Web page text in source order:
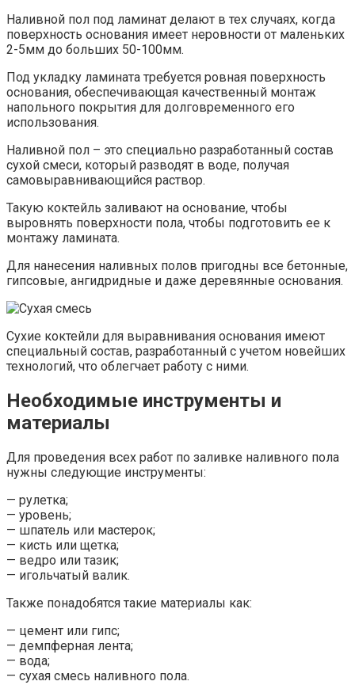
Наливной пол под ламинат делают в тех случаях, когда
поверхность основания имеет неровности от маленьких
2-5мм до больших 50-100мм.
Под укладку ламината требуется ровная поверхность
основания, обеспечивающая качественный монтаж
напольного покрытия для долговременного его
использования.
Наливной пол – это специально разработанный состав
сухой смеси, который разводят в воде, получая
самовыравнивающийся раствор.
Такую коктейль заливают на основание, чтобы
выровнять поверхности пола, чтобы подготовить ее к
монтажу ламината.
Для нанесения наливных полов пригодны все бетонные,
гипсовые, ангидридные и даже деревянные основания.
Сухие коктейли для выравнивания основания имеют
специальный состав, разработанный с учетом новейших
технологий, что облегчает работу с ними.
Необходимые инструменты и
материалы
Для проведения всех работ по заливке наливного пола
нужны следующие инструменты:
— рулетка;
— уровень;
— шпатель или мастерок;
— кисть или щетка;
— ведро или тазик;
— игольчатый валик.
Также понадобятся такие материалы как:
— цемент или гипс;
— демпферная лента;
— вода;
— сухая смесь наливного пола.